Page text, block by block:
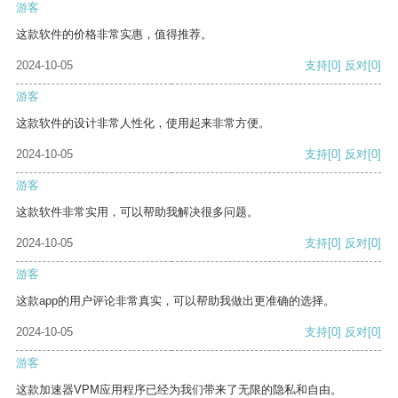
游客
这款软件的价格非常实惠，值得推荐。
2024-10-05 支持[0] 反对[0]
游客
这款软件的设计非常人性化，使用起来非常方便。
2024-10-05 支持[0] 反对[0]
游客
这款软件非常实用，可以帮助我解决很多问题。
2024-10-05 支持[0] 反对[0]
游客
这款app的用户评论非常真实，可以帮助我做出更准确的选择。
2024-10-05 支持[0] 反对[0]
游客
这款加速器VPM应用程序已经为我们带来了无限的隐私和自由。